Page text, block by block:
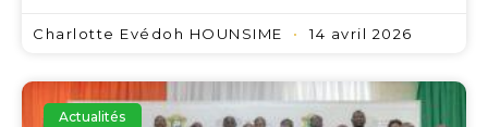
Charlotte Evédoh HOUNSIME 14 avril 2026
Actualités